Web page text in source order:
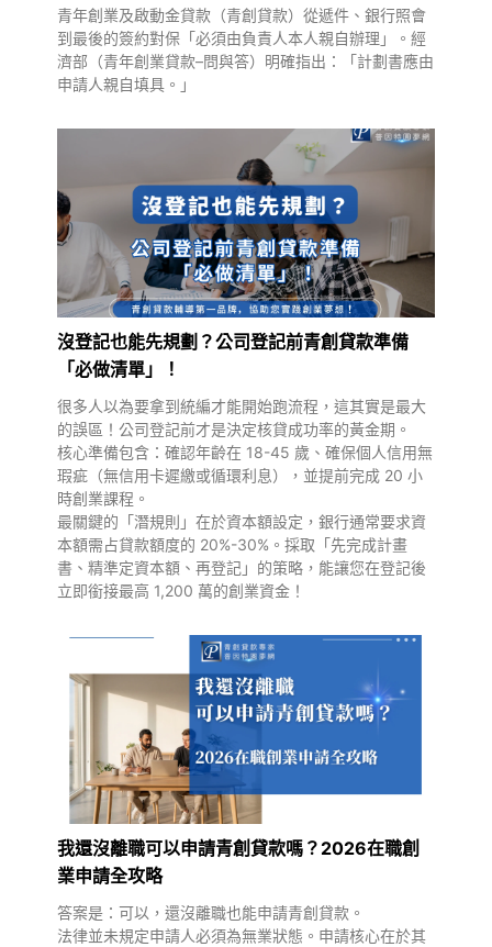
青年創業及啟動金貸款（青創貸款）從遞件、銀行照會
到最後的簽約對保「必須由負責人本人親自辦理」。經
濟部（青年創業貸款–問與答）明確指出：「計劃書應由
申請人親自填具。」
沒登記也能先規劃？公司登記前青創貸款準備
「必做清單」！
很多人以為要拿到統編才能開始跑流程，這其實是最大
的誤區！公司登記前才是決定核貸成功率的黃金期。
核心準備包含：確認年齡在 18-45 歲、確保個人信用無
瑕疵（無信用卡遲繳或循環利息），並提前完成 20 小
時創業課程。
最關鍵的「潛規則」在於資本額設定，銀行通常要求資
本額需占貸款額度的 20%-30%。採取「先完成計畫
書、精準定資本額、再登記」的策略，能讓您在登記後
立即銜接最高 1,200 萬的創業資金！
我還沒離職可以申請青創貸款嗎？2026在職創
業申請全攻略
答案是：可以，還沒離職也能申請青創貸款。
法律並未規定申請人必須為無業狀態。申請核心在於其